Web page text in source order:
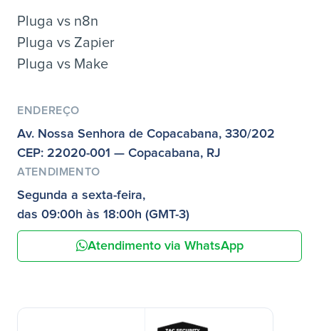
Pluga vs n8n
Pluga vs Zapier
Pluga vs Make
ENDEREÇO
Av. Nossa Senhora de Copacabana, 330/202
CEP: 22020-001 — Copacabana, RJ
ATENDIMENTO
Segunda a sexta-feira,
das 09:00h às 18:00h (GMT-3)
Atendimento via WhatsApp